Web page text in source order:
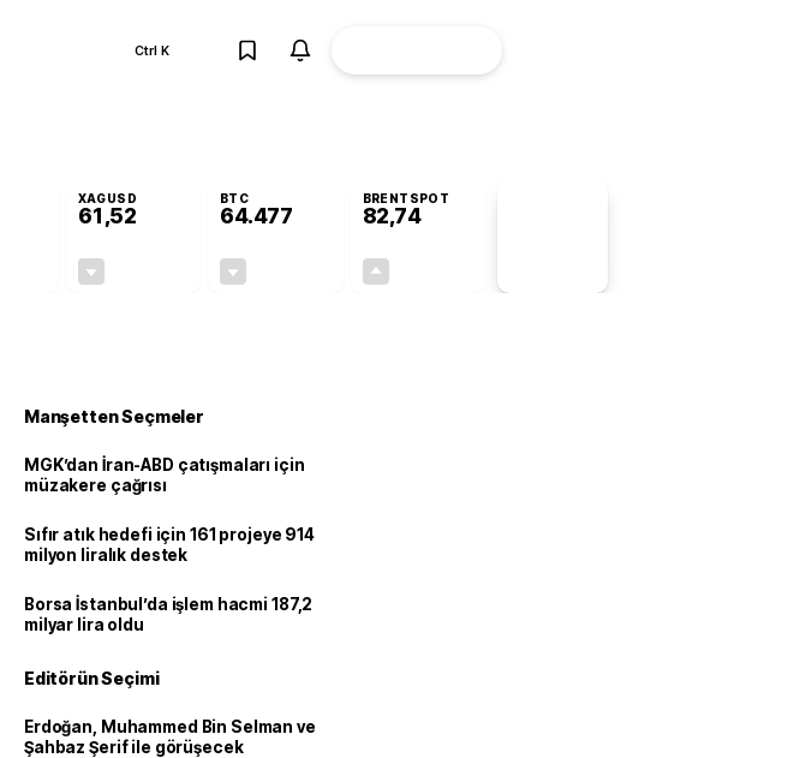
Ctrl K
XAGUSD
61,52
BTC
64.477
BRENTSPOT
82,74
Manşetten Seçmeler
MGK’dan İran-ABD çatışmaları için
müzakere çağrısı
Sıfır atık hedefi için 161 projeye 914
milyon liralık destek
Borsa İstanbul’da işlem hacmi 187,2
milyar lira oldu
Editörün Seçimi
Erdoğan, Muhammed Bin Selman ve
Şahbaz Şerif ile görüşecek